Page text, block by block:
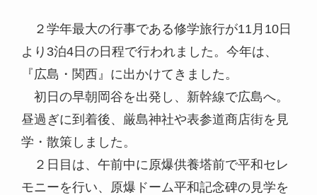
２学年最大の行事である修学旅行が11月10日
より3泊4日の日程で行われました。今年は、
『広島・関西』に出かけてきました。
初日の早朝岡谷を出発し、新幹線で広島へ。
昼過ぎに到着後、厳島神社や表参道商店街を見
学・散策しました。
２日目は、午前中に原爆供養塔前で平和セレ
モニーを行い、原爆ドーム平和記念碑の見学を